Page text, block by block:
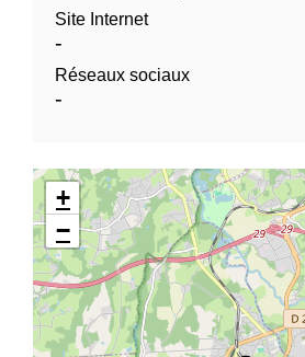
Site Internet
-
Réseaux sociaux
-
+
−